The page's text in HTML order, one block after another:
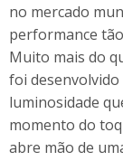
no mercado
performance
Muito mais do
foi desenvolvido
luminosidade
momento do
abre mão de